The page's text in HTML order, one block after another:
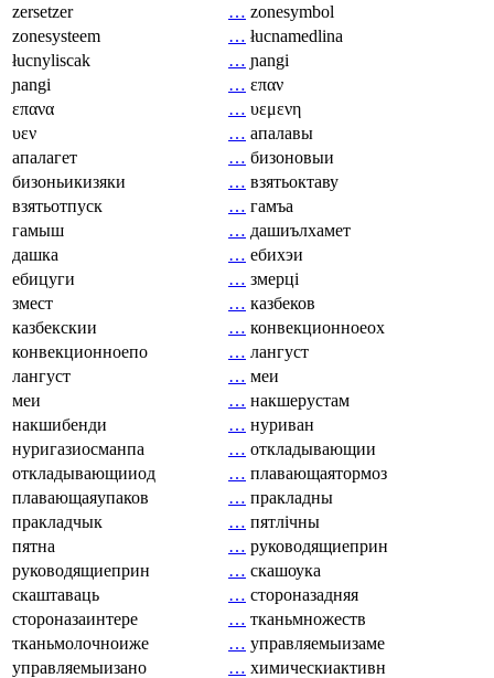
zersetzer
… zonesymbol
zonesysteem
… łucnamedlina
łucnyliscak
… ɲangi
ɲangi
… επαν
επανα
… υεμενη
υεν
… апалавы
апалагет
… бизоновыи
бизоньикизяки
… взятьоктаву
взятьотпуск
… гамъа
гамыш
… дашиълхамет
дашка
… ебихэи
ебицуги
… змерці
змест
… казбеков
казбекскии
… конвекционноеох
конвекционноепо
… лангуст
лангуст
… меи
меи
… накшерустам
накшибенди
… нуриван
нуригазиосманпа
… откладывающии
откладывающииод
… плавающаятормоз
плавающаяупаков
… пракладны
пракладчык
… пятлічны
пятна
… руководящиеприн
руководящиеприн
… скашоука
скаштаваць
… стороназадняя
стороназаинтере
… тканьмножеств
тканьмолочноиже
… управляемыизаме
управляемыизано
… химическиактивн